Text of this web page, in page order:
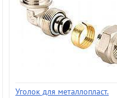
Уголок для металлопласт.